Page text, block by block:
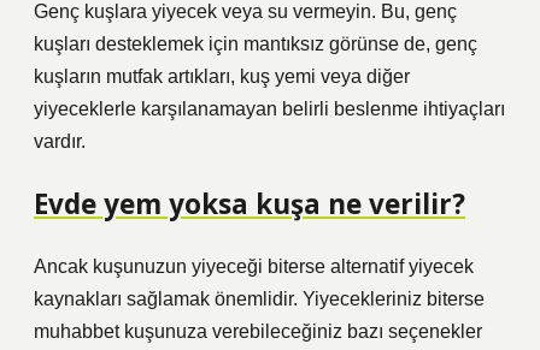
Genç kuşlara yiyecek veya su vermeyin. Bu, genç
kuşları desteklemek için mantıksız görünse de, genç
kuşların mutfak artıkları, kuş yemi veya diğer
yiyeceklerle karşılanamayan belirli beslenme ihtiyaçları
vardır.
Evde yem yoksa kuşa ne verilir?
Ancak kuşunuzun yiyeceği biterse alternatif yiyecek
kaynakları sağlamak önemlidir. Yiyecekleriniz biterse
muhabbet kuşunuza verebileceğiniz bazı seçenekler